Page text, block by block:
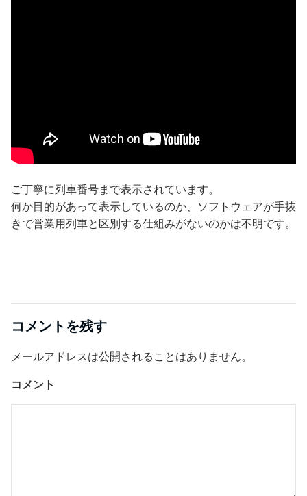
ご丁寧に列車番号まで表示されています。
何か目的があって表示しているのか、ソフトウェアが手抜
きで営業用列車と区別する仕組みがないのかは不明です。
コメントを残す
メールアドレスは公開されることはありません。
コメント